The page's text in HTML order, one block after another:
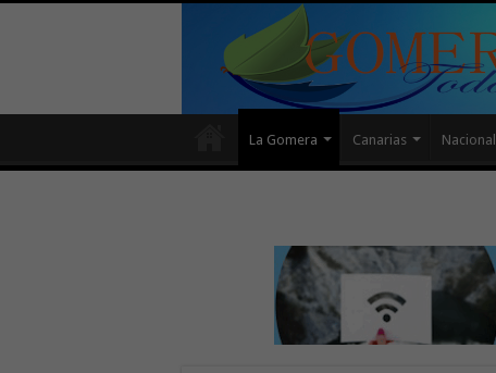
La Gomera Canarias Nacional